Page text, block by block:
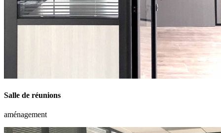
Salle de réunions
aménagement